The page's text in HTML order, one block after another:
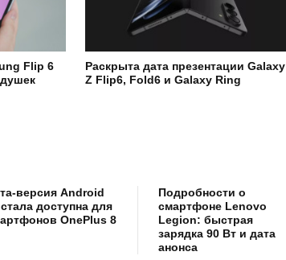
Flip 6
Раскрыта дата презентации Galaxy
Z Flip6, Fold6 и Galaxy Ring
версия Android
стала доступна для
OnePlus 8
Подробности о
смартфоне Lenovo
Legion: быстрая
зарядка 90 Вт и дата
анонса